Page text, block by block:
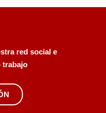
red social e
trabajo